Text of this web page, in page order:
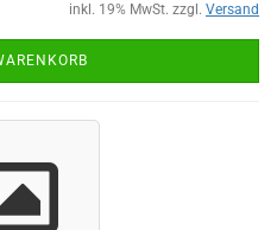
inkl. 19% MwSt. zzgl. Versand